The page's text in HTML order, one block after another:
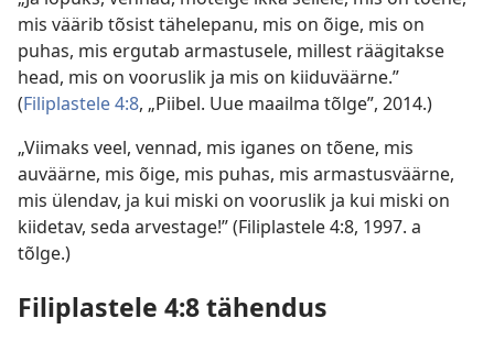
mis väärib tõsist tähelepanu, mis on õige, mis on
puhas, mis ergutab armastusele, millest räägitakse
head, mis on vooruslik ja mis on kiiduväärne.”
(Filiplastele 4:8, „Piibel. Uue maailma tõlge”, 2014.)
„Viimaks veel, vennad, mis iganes on tõene, mis
auväärne, mis õige, mis puhas, mis armastusväärne,
mis ülendav, ja kui miski on vooruslik ja kui miski on
kiidetav, seda arvestage!” (Filiplastele 4:8, 1997. a
tõlge.)
Filiplastele 4:8 tähendus